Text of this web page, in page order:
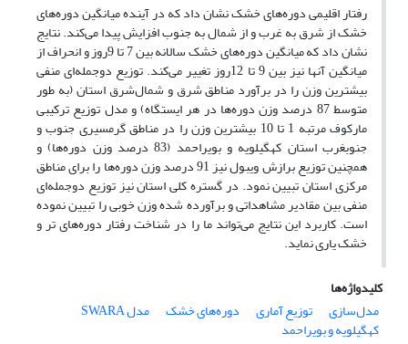
رفتار اقلیمی دوره‌های خشک نشان داد که در آینده میانگین دوره‌های
خشک از شرق به غرب و از شمال به جنوب افزایش پیدا می‌کند. نتایج
نشان داد که میانگین دوره‌های خشک سالانه بین 7 تا 9روز و انحراف از
میانگین آنها نیز بین 9 تا 12روز تغییر می‌کند. توزیع دوجمله‌ای منفی
بیشترین وزن را در برآورد مناطق شرق و شمال‌شرق استان (به طور
متوسط 87 درصد وزن دوره‌ها در هر ایستگاه) و مدل توزیع ترکیبی
مارکوف مرتبه 1 تا 10 بیشترین وزن را در مناطق گرمسیری جنوب و
جنوبغرب استان کهگیلویه و بویراحمد (83 درصد وزن دوره‌ها) و
همچنین توزیع برازش ویبول نیز 91 درصد وزن دوره‌ها را برای مناطق
مرکزی استان تبیین نمود. در گستره کلی استان نیز توزیع دوجمله‌ای
منفی بین مقادیر مشاهداتی و برآورده شده وزن خوبی را تبیین نموده
است. کاربرد این نتایج می‌تواند ما را در شناخت رفتار دوره‌های تر و
خشک یاری نماید.
کلیدواژه‌ها
مدل‌سازی
توزیع آماری دوره‌های خشک مدل SWARA
کهگیلویه و بویراحمد